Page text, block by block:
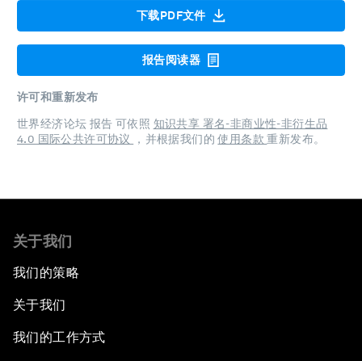
下载PDF文件
报告阅读器
许可和重新发布
世界经济论坛 报告 可依照 知识共享 署名-非商业性-非衍生品
4.0 国际公共许可协议
，并根据我们的使用条款重新发布。
关于我们
我们的策略
关于我们
我们的工作方式